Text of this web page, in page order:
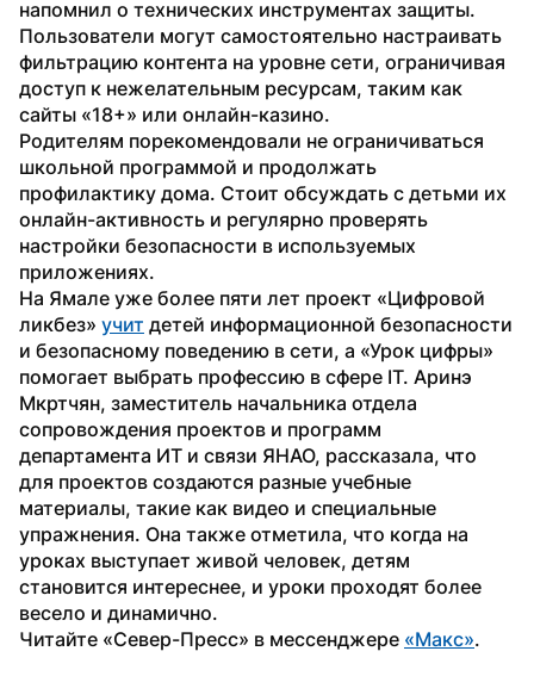
напомнил о технических инструментах защиты.
Пользователи могут самостоятельно настраивать
фильтрацию контента на уровне сети, ограничивая
доступ к нежелательным ресурсам, таким как
сайты «18+» или онлайн-казино.
Родителям порекомендовали не ограничиваться
школьной программой и продолжать
профилактику дома. Стоит обсуждать с детьми их
онлайн-активность и регулярно проверять
настройки безопасности в используемых
приложениях.
На Ямале уже более пяти лет проект «Цифровой
ликбез» учит детей информационной безопасности
и безопасному поведению в сети, а «Урок цифры»
помогает выбрать профессию в сфере IT. Аринэ
Мкртчян, заместитель начальника отдела
сопровождения проектов и программ
департамента ИТ и связи ЯНАО, рассказала, что
для проектов создаются разные учебные
материалы, такие как видео и специальные
упражнения. Она также отметила, что когда на
уроках выступает живой человек, детям
становится интереснее, и уроки проходят более
весело и динамично.
Читайте «Север-Пресс» в мессенджере «Макс».